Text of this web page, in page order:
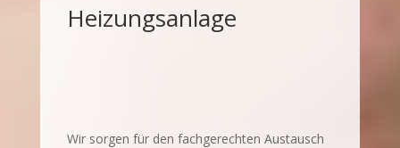
Heizungsanlage
Wir sorgen für den fachgerechten Austausch